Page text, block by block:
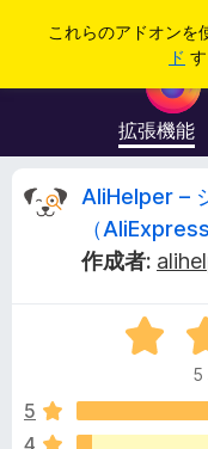
これらのアドオンを
ド
拡張機能
A
l
e
AliHelper –
（
作成者:
5
段
中
5
5
4